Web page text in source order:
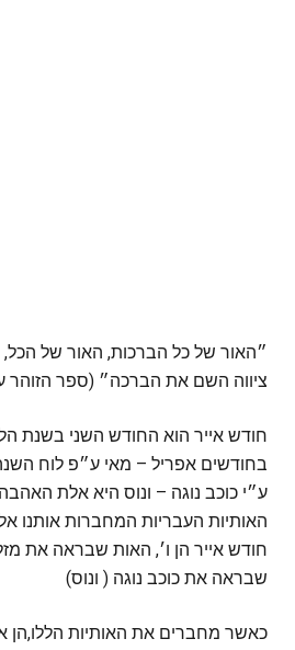
״האור של כל הברכות, האור של
ציווה השם את הברכה״ (ספר הזוהר
חודש אייר הוא החודש השני בשנת
בחודשים אפריל – מאי ע״פ לוח
ע״י כוכב נוגה – ונוס היא אלת
האותיות העבריות המחברות אותנו
חודש אייר הן ו׳, האות שבראה את
שבראה את כוכב נוגה ( ונוס)
כאשר מחברים את האותיות הללו,הן